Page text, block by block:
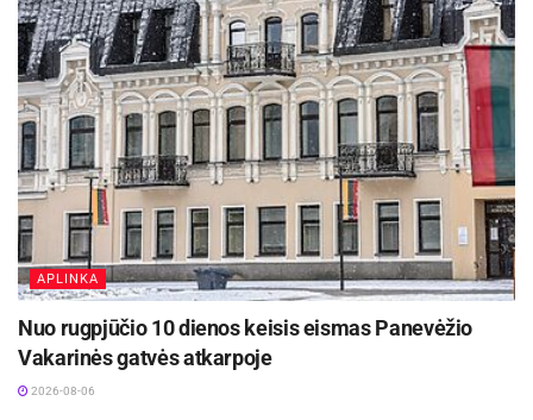
APLINKA
Nuo rugpjūčio 10 dienos keisis eismas Panevėžio
Vakarinės gatvės atkarpoje
2026-08-06